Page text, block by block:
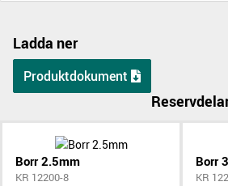
Ladda ner
Produktdokument
Borr 2.5mm
KR 12200-8
Borr
KR